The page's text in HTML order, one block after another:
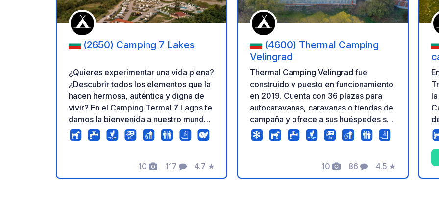
(2650) Camping 7 Lakes
¿Quieres experimentar una vida plena?
¿Descubrir todos los elementos que la
hacen hermosa, auténtica y digna de
vivir? En el Camping Termal 7 Lagos te
damos la bienvenida a nuestro mundo
de belleza y deleite. Con vistas a los
imponentes picos de las Montañas Rila,
Lagos de Rila, este es un lugar donde
te olvidarás por completo de la rutina.
10
Fotos
117
Comentarios
4.7
Calificación
★
(4600) Thermal Camping
Velingrad
Thermal Camping Velingrad fue
construido y puesto en funcionamiento
en 2019. Cuenta con 36 plazas para
autocaravanas, caravanas o tiendas de
campaña y ofrece a sus huéspedes su
propio centro termal. Está ubicado en
la capital balnearia de Bulgaria,
Yundola, en la parte de la ciudad con el
clima más saludable y favorable, justo
10
Fotos
86
Comentarios
4.5
Calificación
★